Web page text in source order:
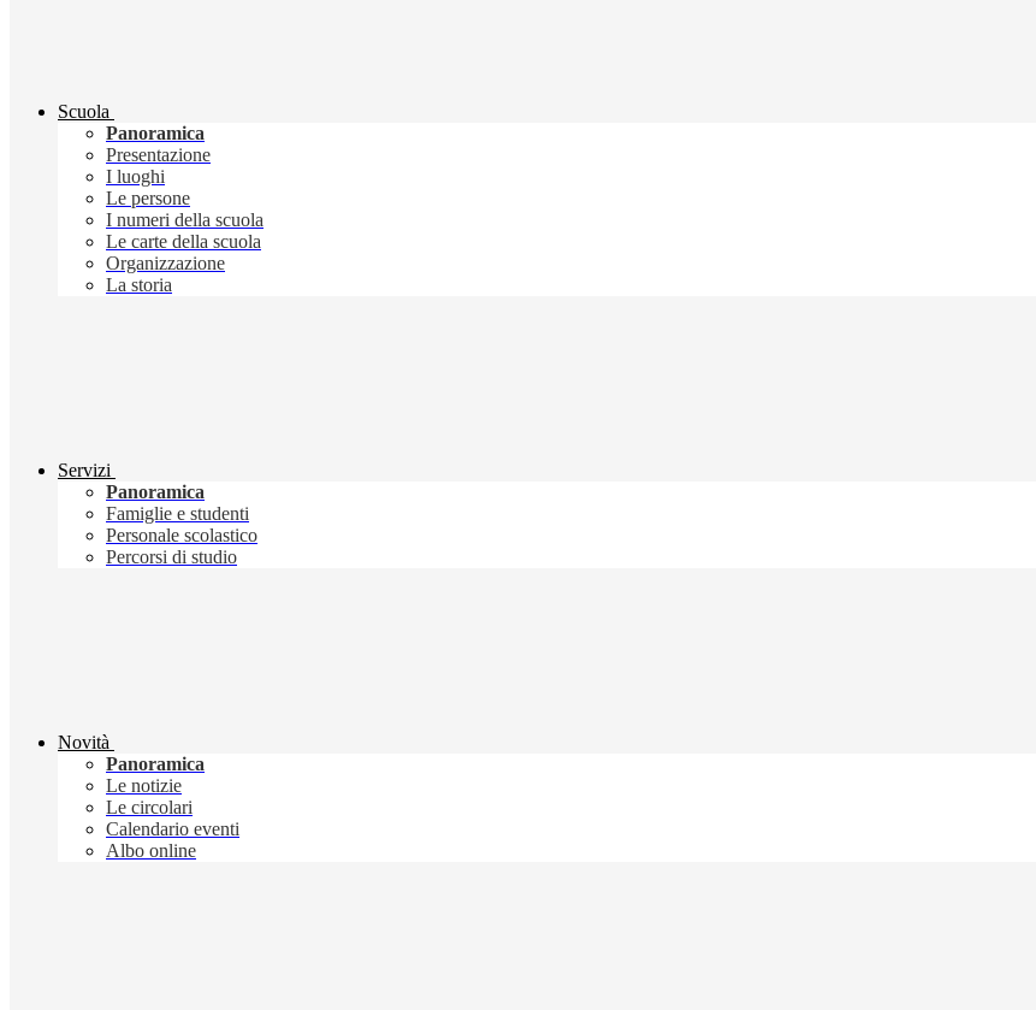
Scuola
Panoramica
Presentazione
I luoghi
Le persone
I numeri della scuola
Le carte della scuola
Organizzazione
La storia
Servizi
Panoramica
Famiglie e studenti
Personale scolastico
Percorsi di studio
Novità
Panoramica
Le notizie
Le circolari
Calendario eventi
Albo online